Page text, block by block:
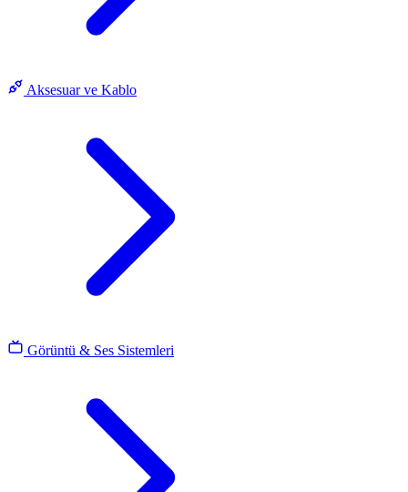
Aksesuar ve Kablo
Görüntü & Ses Sistemleri